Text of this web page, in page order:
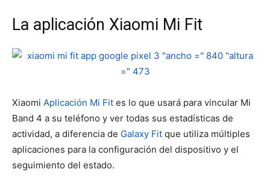
La aplicación Xiaomi Mi Fit
Xiaomi Aplicación Mi Fit es lo que usará para vincular Mi
Band 4 a su teléfono y ver todas sus estadísticas de
actividad, a diferencia de Galaxy Fit que utiliza múltiples
aplicaciones para la configuración del dispositivo y el
seguimiento del estado.